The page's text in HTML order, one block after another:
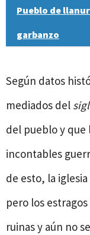
Pueblo de
garbanzo
Según datos
mediados del
del pueblo y que
incontables
de esto, la
pero los
ruinas y aún no